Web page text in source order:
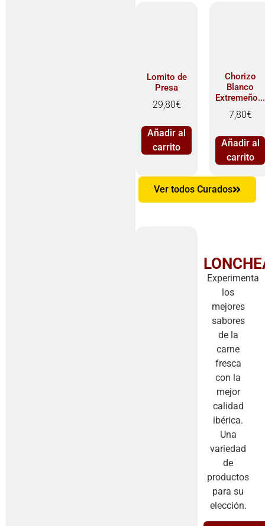
Lomito de
Presa
29,80€
Añadir al
carrito
Chorizo
Blanco
Extremeño...
7,80€
Añadir al
carrito
Ver todos Curados
Experimenta
los
mejores
sabores
de la
carne
fresca
con la
mejor
calidad
ibérica.
Una
variedad
de
productos
para su
elección.